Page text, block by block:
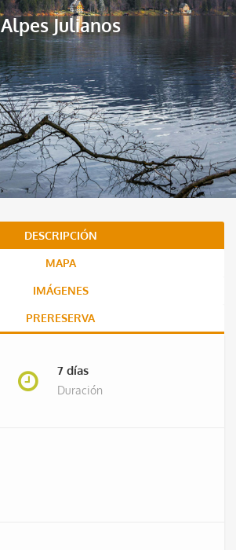
Alpes Julianos
DESCRIPCIÓN
MAPA
IMÁGENES
PRERESERVA
7 días
Duración